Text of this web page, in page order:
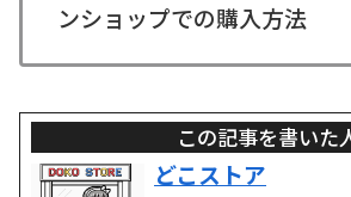
ンショップでの購入方法
この記事を書いた
どこストア